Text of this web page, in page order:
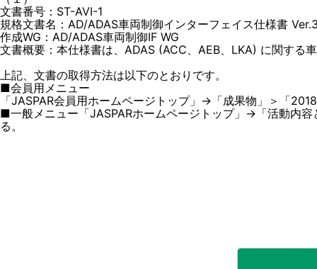
文書番号：ST-AVI-1
規格文書名：AD/ADAS車両制御インターフェイス仕様書
作成WG：AD/ADAS車両制御IF WG
文書概要：本仕様書は、ADAS (ACC、AEB、LKA) に関する
上記、文書の取得方法は以下のとおりです。
■会員用メニュー
「JASPAR会員用ホームページトップ」→「成果物」＞「
■一般メニュー「JASPARホームページトップ」→「活動内
る。